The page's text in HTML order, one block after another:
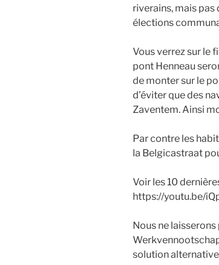
riverains, mais pas
élections
Vous verrez sur le
pont Henneau
de monter sur le
d’éviter que des
Zaventem. Ainsi
Par contre les
la Belgicastraat
Voir les 10
https://youtu.be/
Nous ne
solution